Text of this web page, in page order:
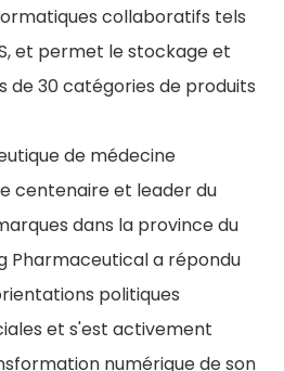
collaboratifs tels
et permet le stockage et
de 30 catégories de produits
de médecine
centenaire et leader du
dans la province du
Pharmaceutical a répondu
politiques
et s'est activement
numérique de son